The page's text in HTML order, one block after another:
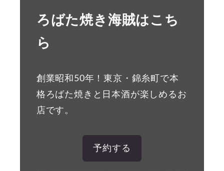
ろばた焼き海賊はこち
ら
創業昭和50年！東京・錦糸町で本
格ろばた焼きと日本酒が楽しめるお
店です。
予約する